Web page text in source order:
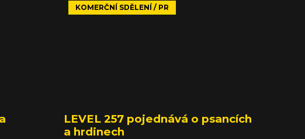
čeká
propůjčil svůj obličej v sérii reklam. Některé
jsou povedené více, jiné méně, ale všechny se
KOMERČNÍ SDĚLENÍ / PR
LEVEL 257 pojednává o psancích
a hrdinech